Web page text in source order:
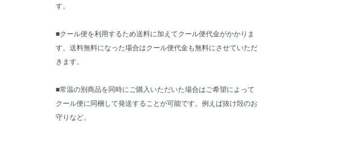
す。
■クール便を利用するため送料に加えてクール便代金がかかりま
す。送料無料になった場合はクール便代金も無料にさせていただ
きます。
■常温の別商品を同時にご購入いただいた場合はご希望によって
クール便に同梱して発送することが可能です。例えば抜け殻のお
守りなど。